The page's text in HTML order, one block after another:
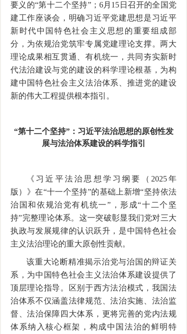
要义的“第十二个坚持”；6月15日召开的全国党
建工作座谈会，明确习近平党建思想是习近平
新时代中国特色社会主义思想的重要组成部
分，为依规治党筑牢专属党建理论支撑。两大
理论成果相互贯通、有机统一，共同夯实新时
代法治建设与党的建设的科学理论根基，为构
建中国特色社会主义法治体系、推进党的建设
新的伟大工程提供根本指引。
“第十二个坚持”：习近平法治思想的原创性发
展与法治体系建设的科学指引
《习近平法治思想学习纲要（2025年
版）》在“十一个坚持”的基础上新增“坚持依法
治国和依规治党有机统一”，形成“十二个坚
持”完整理论体系。这一突破彰显我们党对三大
执政与发展规律的认识跃升，是中国特色社会
主义法治理论的重大原创性贡献。
该重大论断精准揭示治党与治国的辩证关
系，为中国特色社会主义法治体系建设提供了
顶层理论指导。区别于西方法治模式，我国法
治体系不仅涵盖法律规范、法治实施、法治监
督、法治保障四大体系，更将完善的党内法规
体系纳入核心框架，构成中国法治的鲜明特